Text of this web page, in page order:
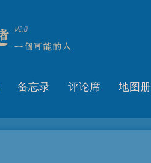
备忘录 评论席 地图册